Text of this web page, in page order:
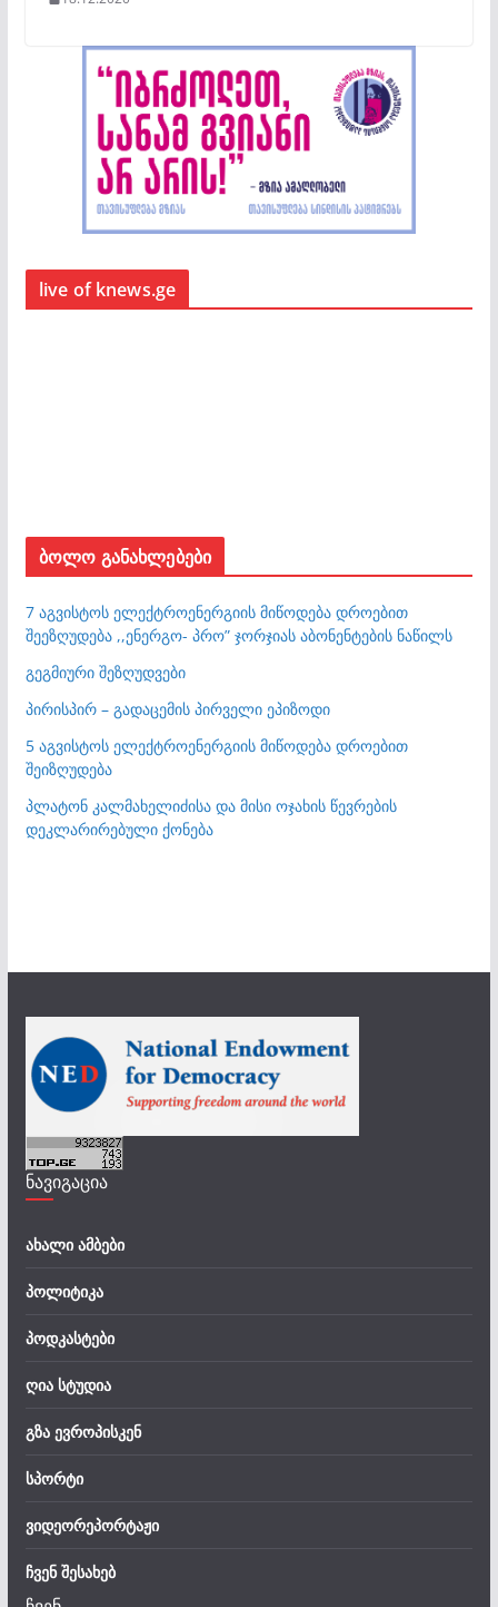
live of knews.ge
ბოლო განახლებები
7 აგვისტოს ელექტროენერგიის მიწოდება დროებით
შეეზღუდება ,,ენერგო- პრო” ჯორჯიას აბონენტების ნაწილს
გეგმიური შეზღუდვები
პირისპირ – გადაცემის პირველი ეპიზოდი
5 აგვისტოს ელექტროენერგიის მიწოდება დროებით
შეიზღუდება
პლატონ კალმახელიძისა და მისი ოჯახის წევრების
დეკლარირებული ქონება
ნავიგაცია
ახალი ამბები
პოლიტიკა
პოდკასტები
ღია სტუდია
გზა ევროპისკენ
სპორტი
ვიდეორეპორტაჟი
ჩვენ შესახებ